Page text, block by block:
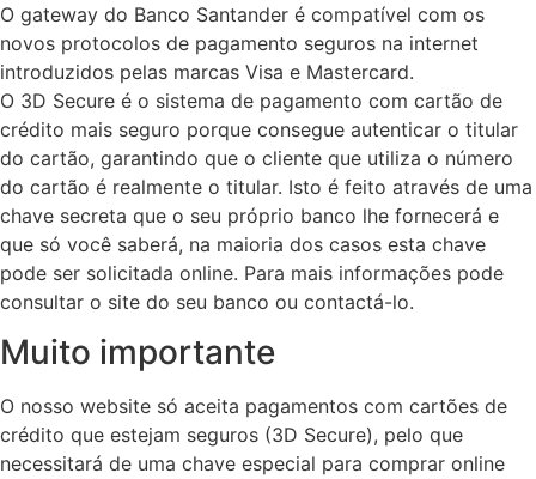
O gateway do Banco Santander é compatível com os
novos protocolos de pagamento seguros na internet
introduzidos pelas marcas Visa e Mastercard.
O 3D Secure é o sistema de pagamento com cartão de
crédito mais seguro porque consegue autenticar o titular
do cartão, garantindo que o cliente que utiliza o número
do cartão é realmente o titular. Isto é feito através de uma
chave secreta que o seu próprio banco lhe fornecerá e
que só você saberá, na maioria dos casos esta chave
pode ser solicitada online. Para mais informações pode
consultar o site do seu banco ou contactá-lo.
Muito importante
O nosso website só aceita pagamentos com cartões de
crédito que estejam seguros (3D Secure), pelo que
necessitará de uma chave especial para comprar online